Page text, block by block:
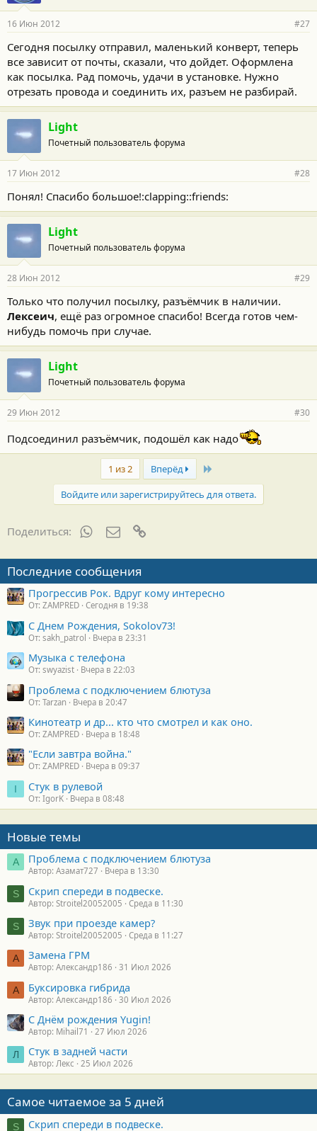
16 Июн 2012 #27
Сегодня посылку отправил, маленький конверт, теперь
все зависит от почты, сказали, что дойдет. Оформлена
как посылка. Рад помочь, удачи в установке. Нужно
отрезать провода и соединить их, разъем не разбирай.
Light
Почетный пользователь форума
17 Июн 2012 #28
Понял! Спасибо большое!:clapping::friends:
Light
Почетный пользователь форума
28 Июн 2012 #29
Только что получил посылку, разъёмчик в наличии.
Лексеич, ещё раз огромное спасибо! Всегда готов чем-
нибудь помочь при случае.
Light
Почетный пользователь форума
29 Июн 2012 #30
Подсоединил разъёмчик, подошёл как надо
1 из 2 Вперёд Last
Войдите или зарегистрируйтесь для ответа.
Поделиться: WhatsAppЭлектронная почта
Последние сообщения
Прогрессив Рок. Вдруг кому интересно
От: ZAMPRED Сегодня в 19:38
С Днем Рождения, Sokolov73!
От: sakh_patrol Вчера в 23:31
Музыка с телефона
От: swyazist Вчера в 22:03
Проблема с подключением блютуза
От: Tarzan Вчера в 20:47
Кинотеатр и др... кто что смотрел и как оно.
От: ZAMPRED Вчера в 18:48
"Если завтра война."
От: ZAMPRED Вчера в 09:37
I Стук в рулевой
От: IgorK Вчера в 08:48
Новые темы
А Проблема с подключением блютуза
Автор: Азамат727 Вчера в 13:30
S Скрип спереди в подвеске.
Автор: Stroitel20052005 Среда в 11:30
S Звук при проезде камер?
Автор: Stroitel20052005 Среда в 11:27
А Замена ГРМ
Автор: Александр186 31 Июл 2026
А Буксировка гибрида
Автор: Александр186 30 Июл 2026
С Днём рождения Yugin!
Автор: Mihail71 27 Июл 2026
Л Стук в задней части
Автор: Лекс 25 Июл 2026
Самое читаемое за 5 дней
S Скрип спереди в подвеске.